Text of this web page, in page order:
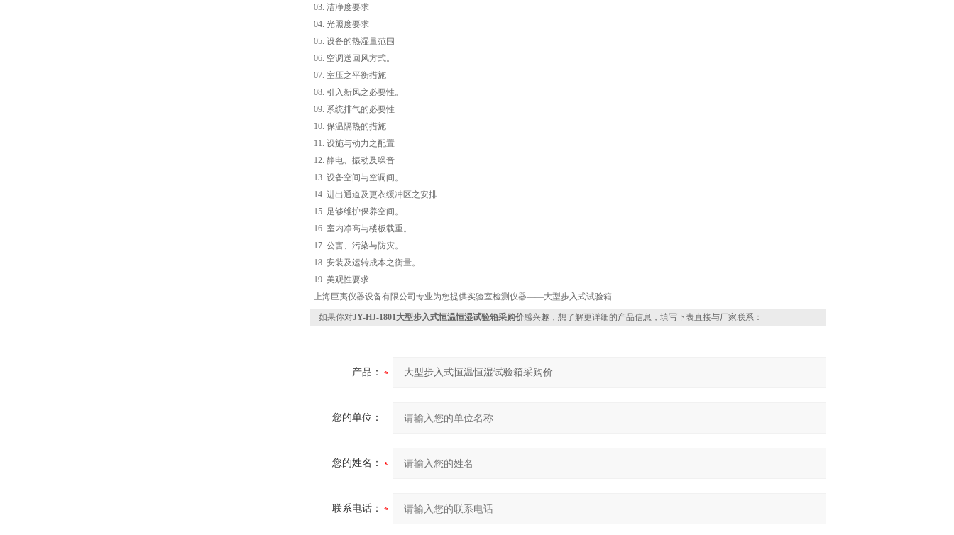
03. 洁净度要求
04. 光照度要求
05. 设备的热湿量范围
06. 空调送回风方式。
07. 室压之平衡措施
08. 引入新风之必要性。
09. 系统排气的必要性
10. 保温隔热的措施
11. 设施与动力之配置
12. 静电、振动及噪音
13. 设备空间与空调间。
14. 进出通道及更衣缓冲区之安排
15. 足够维护保养空间。
16. 室内净高与楼板载重。
17. 公害、污染与防灾。
18. 安装及运转成本之衡量。
19. 美观性要求
上海巨夷仪器设备有限公司专业为您提供实验室检测仪器——大型步入式试验箱
如果你对JY-HJ-1801大型步入式恒温恒湿试验箱采购价感兴趣，想了解更详细的产品信息，填写下表直接与厂家联系：
产品：
您的单位：
您的姓名：
联系电话：